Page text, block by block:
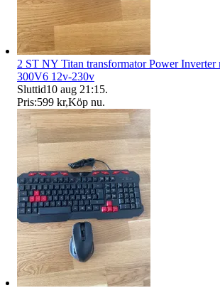
2 ST NY Titan transformator Power
300V6 12v-230v
Sluttid10 aug 21:15.
Pris:599 kr,Köp nu.